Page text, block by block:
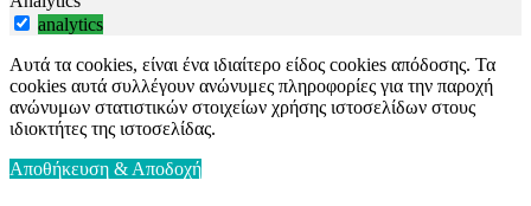
analytics
Αυτά τα cookies, είναι ένα ιδιαίτερο είδος cookies απόδοσης. Τα
cookies αυτά συλλέγουν ανώνυμες πληροφορίες για την παροχή
ανώνυμων στατιστικών στοιχείων χρήσης ιστοσελίδων στους
ιδιοκτήτες της ιστοσελίδας.
Αποθήκευση & Αποδοχή